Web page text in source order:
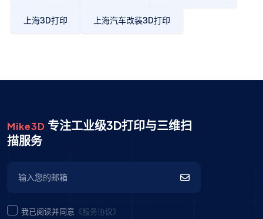
上海3D打印 上海汽车改装3D打印
Mike3D 专注工业级3D打印与三维扫
描服务
我已阅读并同意 《服务协议》